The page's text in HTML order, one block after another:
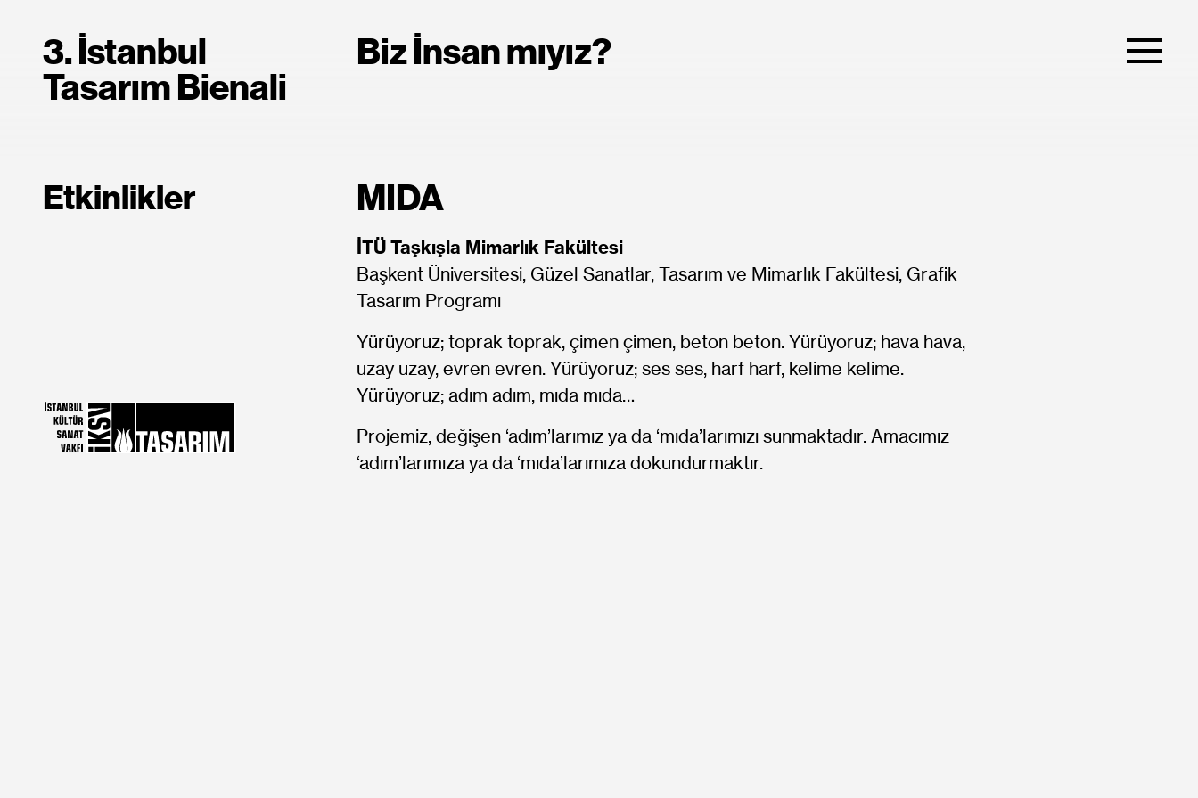
3. İstanbul
Tasarım Bienali
Biz İnsan mıyız?
Etkinlikler MIDA
İTÜ Taşkışla Mimarlık Fakültesi
Başkent Üniversitesi, Güzel Sanatlar, Tasarım ve Mimarlık Fakültesi, Grafik
Tasarım Programı
Yürüyoruz; toprak toprak, çimen çimen, beton beton. Yürüyoruz; hava hava,
uzay uzay, evren evren. Yürüyoruz; ses ses, harf harf, kelime kelime.
Yürüyoruz; adım adım, mıda mıda…
Projemiz, değişen ‘adım’larımız ya da ‘mıda’larımızı sunmaktadır. Amacımız
‘adım’larımıza ya da ‘mıda’larımıza dokundurmaktır.